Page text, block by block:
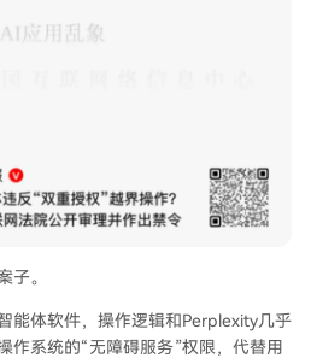
子。
能体软件，操作逻辑和Perplexity几乎
作系统的“无障碍服务”权限，代替用